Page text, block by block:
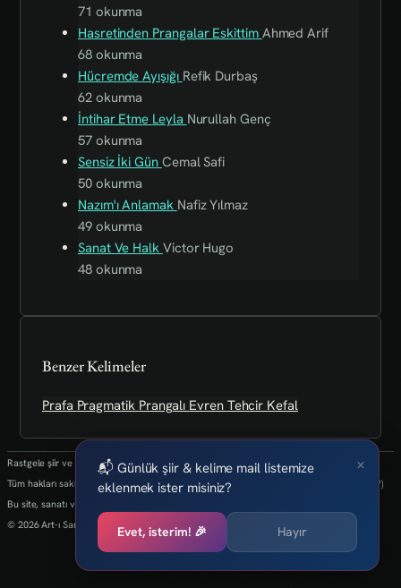
71 okunma
Hasretinden Prangalar Eskittim Ahmed Arif
68 okunma
Hücremde Ayışığı Refik Durbaş
62 okunma
İntihar Etme Leyla Nurullah Genç
57 okunma
Sensiz İki Gün Cemal Safi
50 okunma
Nazım'ı Anlamak Nafiz Yılmaz
49 okunma
Sanat Ve Halk Victor Hugo
48 okunma
Benzer Kelimeler
Prafa Pragmatik Prangalı Evren Tehcir Kefal
Rastgele şiir ve kelimeler her 24 saatte bir yenilenmektedir.
Tüm hakları saklıdır.(biz kaybettik bulan varsa info@art-isanat.com.tr'ye mail atabilir mi?)
Bu site, sanatı ve yaratıcılığı dijital dünyaya taşıma arzusu ile kurulmuştur.
© 2026 Art-ı Sanat
×
📬 Günlük şiir & kelime mail listemize
eklenmek ister misiniz?
Evet, isterim! 🎉 Hayır